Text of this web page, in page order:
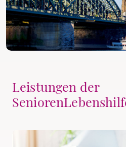
Leistungen der